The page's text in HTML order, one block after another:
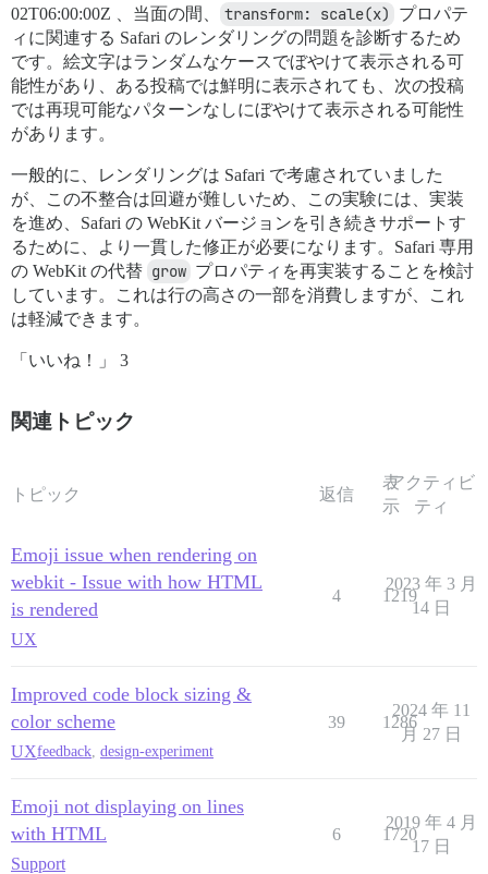
02T06:00:00Z 、当面の間、 transform: scale(x)
プロパテ
ィに関連する Safari のレンダリングの問題を診断するため
です。絵文字はランダムなケースでぼやけて表示される可
能性があり、ある投稿では鮮明に表示されても、次の投稿
では再現可能なパターンなしにぼやけて表示される可能性
があります。
一般的に、レンダリングは Safari で考慮されていました
が、この不整合は回避が難しいため、この実験には、実装
を進め、Safari の WebKit バージョンを引き続きサポートす
るために、より一貫した修正が必要になります。Safari 専用
の WebKit の代替 grow プロパティを再実装することを検討
しています。これは行の高さの一部を消費しますが、これ
は軽減できます。
「いいね！」 3
関連トピック
トピック 返信
表
示
アクティビ
ティ
Emoji issue when rendering on
webkit - Issue with how HTML
is rendered
UX
4 1219
2023 年 3 月
14 日
Improved code block sizing &
color scheme
UXfeedback, design-experiment
39 1286
2024 年 11
月 27 日
Emoji not displaying on lines
with HTML
Support
6 1720
2019 年 4 月
17 日